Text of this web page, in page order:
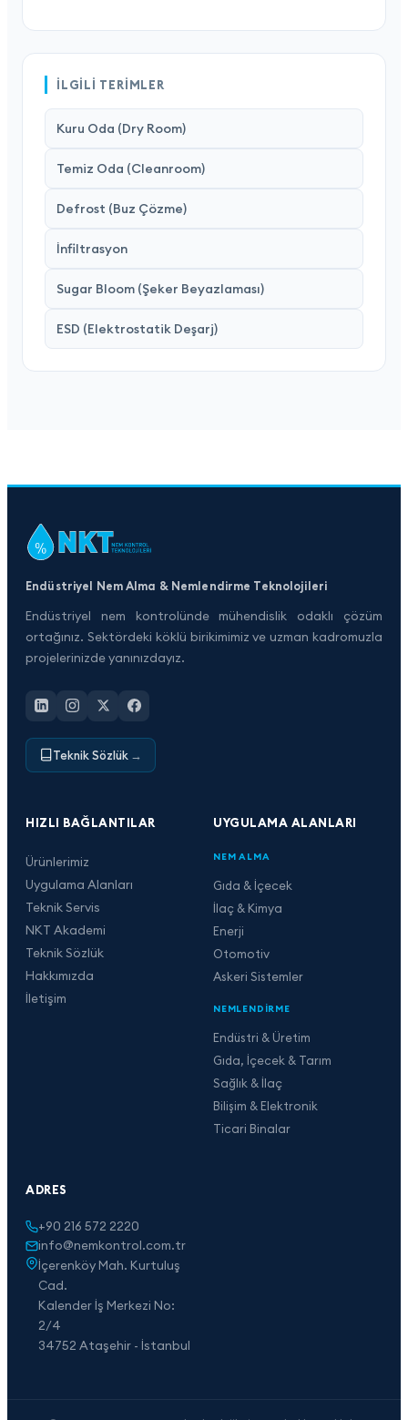
İLGILI TERIMLER
Kuru Oda (Dry Room)
Temiz Oda (Cleanroom)
Defrost (Buz Çözme)
İnfiltrasyon
Sugar Bloom (Şeker Beyazlaması)
ESD (Elektrostatik Deşarj)
Endüstriyel Nem Alma & Nemlendirme Teknolojileri
Endüstriyel nem kontrolünde mühendislik odaklı çözüm
ortağınız. Sektördeki köklü birikimimiz ve uzman kadromuzla
projelerinizde yanınızdayız.
Teknik Sözlük →
HIZLI BAĞLANTILAR
Ürünlerimiz
Uygulama Alanları
Teknik Servis
NKT Akademi
Teknik Sözlük
Hakkımızda
İletişim
UYGULAMA ALANLARI
NEM ALMA
Gıda & İçecek
İlaç & Kimya
Enerji
Otomotiv
Askeri Sistemler
NEMLENDIRME
Endüstri & Üretim
Gıda, İçecek & Tarım
Sağlık & İlaç
Bilişim & Elektronik
Ticari Binalar
ADRES
+90 216 572 2220
info@nemkontrol.com.tr
İçerenköy Mah. Kurtuluş
Cad.
Kalender İş Merkezi No:
2/4
34752 Ataşehir - İstanbul